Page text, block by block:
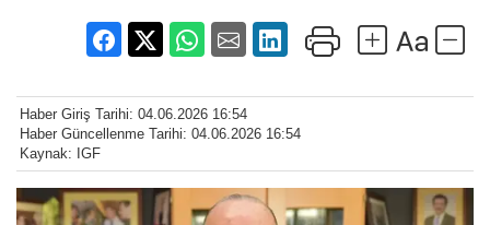
Haber Giriş Tarihi: 04.06.2026 16:54
Haber Güncellenme Tarihi: 04.06.2026 16:54
Kaynak: IGF